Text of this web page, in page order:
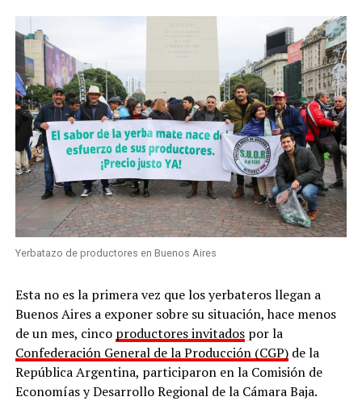
Yerbatazo de productores en Buenos Aires
Esta no es la primera vez que los yerbateros llegan a
Buenos Aires a exponer sobre su situación, hace menos
de un mes, cinco productores invitadospor la
Confederación General de la Producción (CGP)de la
República Argentina, participaron en la Comisión de
Economías y Desarrollo Regional de la Cámara Baja.